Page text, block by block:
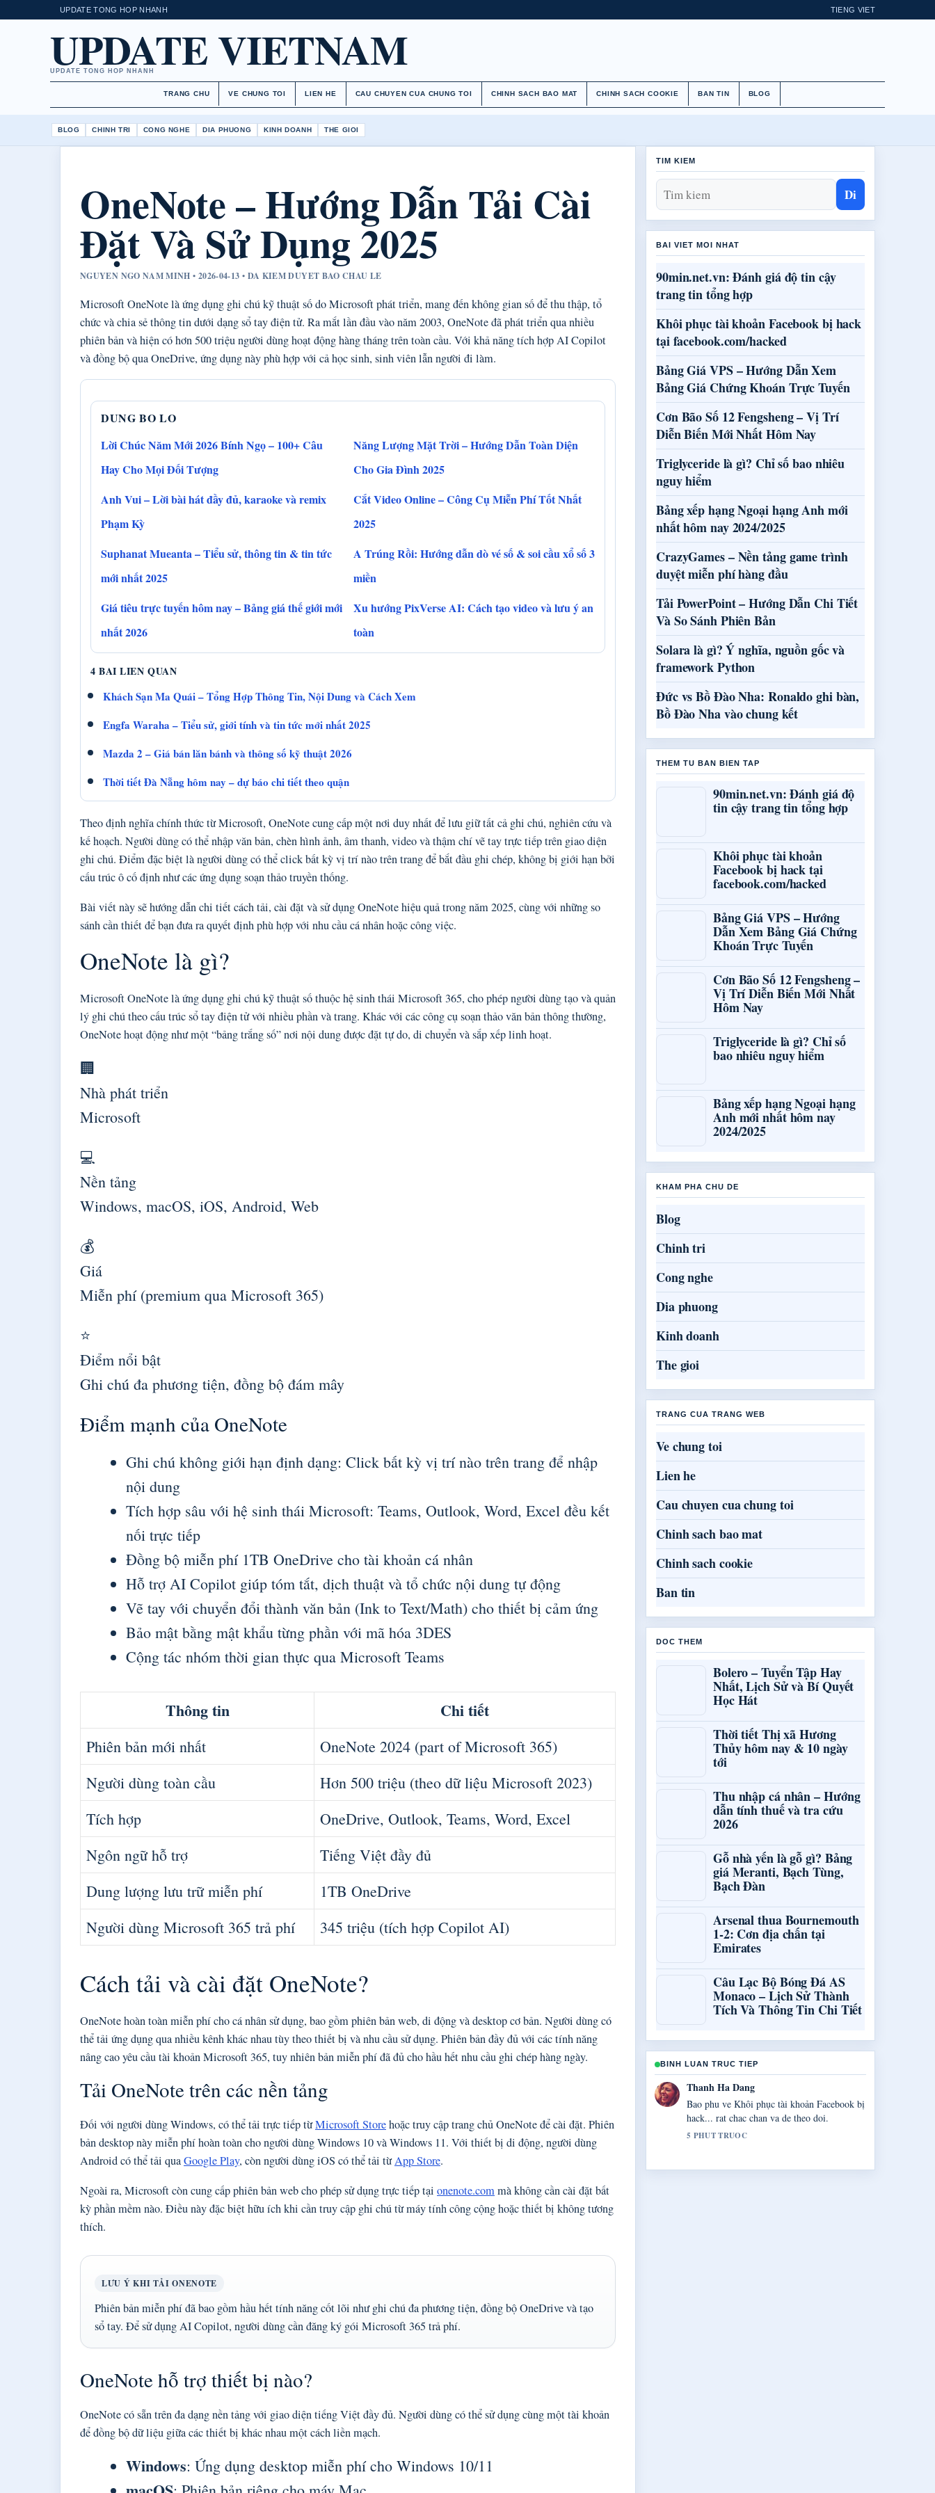
UPDATE TONG HOP NHANH TIENG VIET
UPDATE VIETNAM
UPDATE TONG HOP NHANH
TRANG CHU VE CHUNG TOI LIEN HE CAU CHUYEN CUA CHUNG TOI CHINH SACH BAO MAT CHINH SACH COOKIE BAN TIN BLOG
BLOG CHINH TRI CONG NGHE DIA PHUONG KINH DOANH THE GIOI
OneNote – Hướng Dẫn Tải Cài
Đặt Và Sử Dụng 2025
NGUYEN NGO NAM MINH • 2026-04-13 • DA KIEM DUYET BAO CHAU LE
Microsoft OneNote là ứng dụng ghi chú kỹ thuật số do Microsoft phát triển, mang đến không gian số để thu thập, tổ
chức và chia sẻ thông tin dưới dạng sổ tay điện tử. Ra mắt lần đầu vào năm 2003, OneNote đã phát triển qua nhiều
phiên bản và hiện có hơn 500 triệu người dùng hoạt động hàng tháng trên toàn cầu. Với khả năng tích hợp AI Copilot
và đồng bộ qua OneDrive, ứng dụng này phù hợp với cả học sinh, sinh viên lẫn người đi làm.
DUNG BO LO
Lời Chúc Năm Mới 2026 Bính Ngọ – 100+ Câu
Hay Cho Mọi Đối Tượng
Năng Lượng Mặt Trời – Hướng Dẫn Toàn Diện
Cho Gia Đình 2025
Anh Vui – Lời bài hát đầy đủ, karaoke và remix
Phạm Kỳ
Cắt Video Online – Công Cụ Miễn Phí Tốt Nhất
2025
Suphanat Mueanta – Tiểu sử, thông tin & tin tức
mới nhất 2025
A Trúng Rồi: Hướng dẫn dò vé số & soi cầu xổ số 3
miền
Giá tiêu trực tuyến hôm nay – Bảng giá thế giới mới
nhất 2026
Xu hướng PixVerse AI: Cách tạo video và lưu ý an
toàn
4 BAI LIEN QUAN
Khách Sạn Ma Quái – Tổng Hợp Thông Tin, Nội Dung và Cách Xem
Engfa Waraha – Tiểu sử, giới tính và tin tức mới nhất 2025
Mazda 2 – Giá bán lăn bánh và thông số kỹ thuật 2026
Thời tiết Đà Nẵng hôm nay – dự báo chi tiết theo quận
Theo định nghĩa chính thức từ Microsoft, OneNote cung cấp một nơi duy nhất để lưu giữ tất cả ghi chú, nghiên cứu và
kế hoạch. Người dùng có thể nhập văn bản, chèn hình ảnh, âm thanh, video và thậm chí vẽ tay trực tiếp trên giao diện
ghi chú. Điểm đặc biệt là người dùng có thể click bất kỳ vị trí nào trên trang để bắt đầu ghi chép, không bị giới hạn bởi
cấu trúc ô cố định như các ứng dụng soạn thảo truyền thống.
Bài viết này sẽ hướng dẫn chi tiết cách tải, cài đặt và sử dụng OneNote hiệu quả trong năm 2025, cùng với những so
sánh cần thiết để bạn đưa ra quyết định phù hợp với nhu cầu cá nhân hoặc công việc.
OneNote là gì?
Microsoft OneNote là ứng dụng ghi chú kỹ thuật số thuộc hệ sinh thái Microsoft 365, cho phép người dùng tạo và quản
lý ghi chú theo cấu trúc sổ tay điện tử với nhiều phần và trang. Khác với các công cụ soạn thảo văn bản thông thường,
OneNote hoạt động như một “bảng trắng số” nơi nội dung được đặt tự do, di chuyển và sắp xếp linh hoạt.
🏢
Nhà phát triển
Microsoft
💻
Nền tảng
Windows, macOS, iOS, Android, Web
💰
Giá
Miễn phí (premium qua Microsoft 365)
⭐
Điểm nổi bật
Ghi chú đa phương tiện, đồng bộ đám mây
Điểm mạnh của OneNote
Ghi chú không giới hạn định dạng: Click bất kỳ vị trí nào trên trang để nhập
nội dung
Tích hợp sâu với hệ sinh thái Microsoft: Teams, Outlook, Word, Excel đều kết
nối trực tiếp
Đồng bộ miễn phí 1TB OneDrive cho tài khoản cá nhân
Hỗ trợ AI Copilot giúp tóm tắt, dịch thuật và tổ chức nội dung tự động
Vẽ tay với chuyển đổi thành văn bản (Ink to Text/Math) cho thiết bị cảm ứng
Bảo mật bằng mật khẩu từng phần với mã hóa 3DES
Cộng tác nhóm thời gian thực qua Microsoft Teams
Thông tin Chi tiết
Phiên bản mới nhất
OneNote 2024 (part of Microsoft 365)
Người dùng toàn cầu
Hơn 500 triệu (theo dữ liệu Microsoft 2023)
Tích hợp
OneDrive, Outlook, Teams, Word, Excel
Ngôn ngữ hỗ trợ
Tiếng Việt đầy đủ
Dung lượng lưu trữ miễn phí
1TB OneDrive
Người dùng Microsoft 365 trả phí
345 triệu (tích hợp Copilot AI)
Cách tải và cài đặt OneNote?
OneNote hoàn toàn miễn phí cho cá nhân sử dụng, bao gồm phiên bản web, di động và desktop cơ bản. Người dùng có
thể tải ứng dụng qua nhiều kênh khác nhau tùy theo thiết bị và nhu cầu sử dụng. Phiên bản đầy đủ với các tính năng
nâng cao yêu cầu tài khoản Microsoft 365, tuy nhiên bản miễn phí đã đủ cho hầu hết nhu cầu ghi chép hàng ngày.
Tải OneNote trên các nền tảng
Đối với người dùng Windows, có thể tải trực tiếp từMicrosoft Storehoặc truy cập trang chủ OneNote để cài đặt. Phiên
bản desktop này miễn phí hoàn toàn cho người dùng Windows 10 và Windows 11. Với thiết bị di động, người dùng
Android có thể tải quaGoogle Play, còn người dùng iOS có thể tải từApp Store.
Ngoài ra, Microsoft còn cung cấp phiên bản web cho phép sử dụng trực tiếp tại onenote.commà không cần cài đặt bất
kỳ phần mềm nào. Điều này đặc biệt hữu ích khi cần truy cập ghi chú từ máy tính công cộng hoặc thiết bị không tương
thích.
LƯU Ý KHI TẢI ONENOTE
Phiên bản miễn phí đã bao gồm hầu hết tính năng cốt lõi như ghi chú đa phương tiện, đồng bộ OneDrive và tạo
sổ tay. Để sử dụng AI Copilot, người dùng cần đăng ký gói Microsoft 365 trả phí.
OneNote hỗ trợ thiết bị nào?
OneNote có sẵn trên đa dạng nền tảng với giao diện tiếng Việt đầy đủ. Người dùng có thể sử dụng cùng một tài khoản
để đồng bộ dữ liệu giữa các thiết bị khác nhau một cách liền mạch.
Windows: Ứng dụng desktop miễn phí cho Windows 10/11
TIM KIEM
Di
BAI VIET MOI NHAT
90min.net.vn: Đánh giá độ tin cậy
trang tin tổng hợp
Khôi phục tài khoản Facebook bị hack
tại facebook.com/hacked
Bảng Giá VPS – Hướng Dẫn Xem
Bảng Giá Chứng Khoán Trực Tuyến
Cơn Bão Số 12 Fengsheng – Vị Trí
Diễn Biến Mới Nhất Hôm Nay
Triglyceride là gì? Chỉ số bao nhiêu
nguy hiểm
Bảng xếp hạng Ngoại hạng Anh mới
nhất hôm nay 2024/2025
CrazyGames – Nền tảng game trình
duyệt miễn phí hàng đầu
Tải PowerPoint – Hướng Dẫn Chi Tiết
Và So Sánh Phiên Bản
Solara là gì? Ý nghĩa, nguồn gốc và
framework Python
Đức vs Bồ Đào Nha: Ronaldo ghi bàn,
Bồ Đào Nha vào chung kết
THEM TU BAN BIEN TAP
90min.net.vn: Đánh giá độ
tin cậy trang tin tổng hợp
Khôi phục tài khoản
Facebook bị hack tại
facebook.com/hacked
Bảng Giá VPS – Hướng
Dẫn Xem Bảng Giá Chứng
Khoán Trực Tuyến
Cơn Bão Số 12 Fengsheng –
Vị Trí Diễn Biến Mới Nhất
Hôm Nay
Triglyceride là gì? Chỉ số
bao nhiêu nguy hiểm
Bảng xếp hạng Ngoại hạng
Anh mới nhất hôm nay
2024/2025
KHAM PHA CHU DE
Blog
Chinh tri
Cong nghe
Dia phuong
Kinh doanh
The gioi
TRANG CUA TRANG WEB
Ve chung toi
Lien he
Cau chuyen cua chung toi
Chinh sach bao mat
Chinh sach cookie
Ban tin
DOC THEM
Bolero – Tuyển Tập Hay
Nhất, Lịch Sử và Bí Quyết
Học Hát
Thời tiết Thị xã Hương
Thủy hôm nay & 10 ngày
tới
Thu nhập cá nhân – Hướng
dẫn tính thuế và tra cứu
2026
Gỗ nhà yến là gỗ gì? Bảng
giá Meranti, Bạch Tùng,
Bạch Đàn
Arsenal thua Bournemouth
1-2: Cơn địa chấn tại
Emirates
Câu Lạc Bộ Bóng Đá AS
Monaco – Lịch Sử Thành
Tích Và Thông Tin Chi Tiết
BINH LUAN TRUC TIEP
Gia Huy Do
Cong tac xac minh quanh Bảng Giá VPS
&#8211; Hướng Dẫn Xem... rat tot. Nhieu
toa soan nen viet theo cach nay.